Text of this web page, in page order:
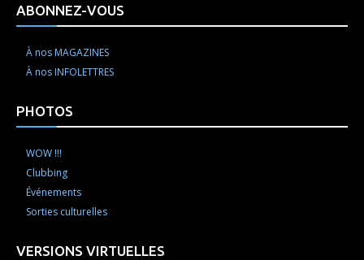
ABONNEZ-VOUS
À nos MAGAZINES
À nos INFOLETTRES
PHOTOS
WOW !!!
Clubbing
Événements
Sorties culturelles
VERSIONS VIRTUELLES